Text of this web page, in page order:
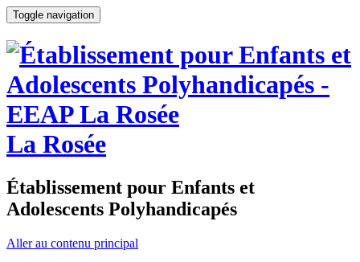
Toggle navigation
La Rosée
Établissement pour Enfants et
Adolescents Polyhandicapés
Aller au contenu principal